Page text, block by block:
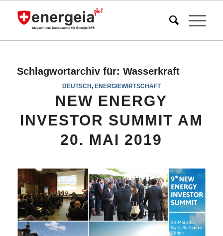
Schlagwortarchiv für: Wasserkraft
DEUTSCH, ENERGIEWIRTSCHAFT
NEW ENERGY
INVESTOR SUMMIT AM
20. MAI 2019